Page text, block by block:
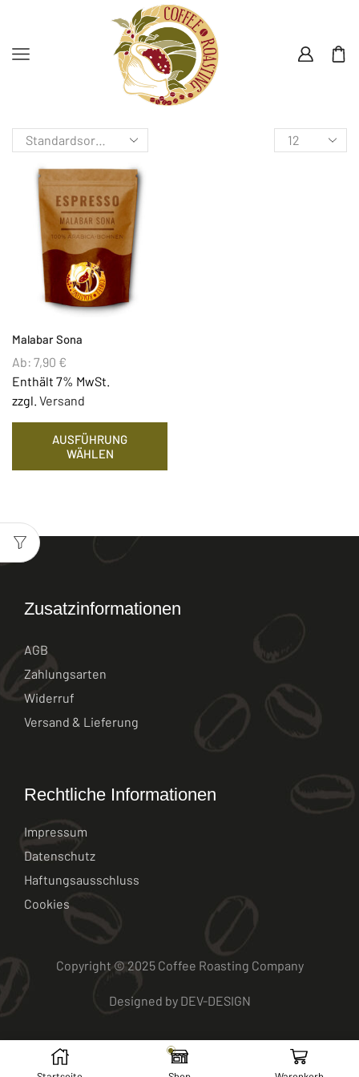
Malabar Sona
Ab: 7,90 €
Enthält 7% MwSt.
zzgl. Versand
AUSFÜHRUNG
WÄHLEN
Zusatzinformationen
AGB
Zahlungsarten
Widerruf
Versand & Lieferung
Rechtliche Informationen
Impressum
Datenschutz
Haftungsausschluss
Cookies
Copyright © 2025 Coffee Roasting Company
Designed by DEV-DESIGN